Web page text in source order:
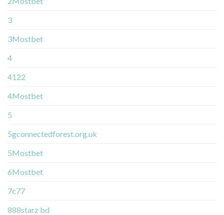
3
3Mostbet
4
4122
4Mostbet
5
5gconnectedforest.org.uk
5Mostbet
6Mostbet
7c77
888starz bd